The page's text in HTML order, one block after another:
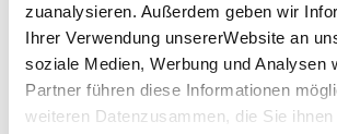
zuanalysieren. Außerdem geben wir
Ihrer Verwendung unsererWebsite an
soziale Medien, Werbung und Analysen
Partner führen diese Informationen
weiteren Datenzusammen, die Sie
Saturday
07:00 a.m. -
Sunday
-